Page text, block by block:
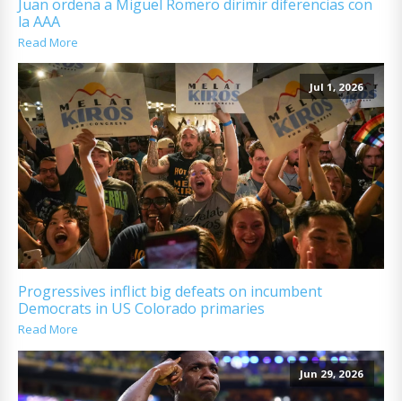
Juan ordena a Miguel Romero dirimir diferencias con
la AAA
Read More
Jul 1, 2026
Progressives inflict big defeats on incumbent
Democrats in US Colorado primaries
Read More
Jun 29, 2026